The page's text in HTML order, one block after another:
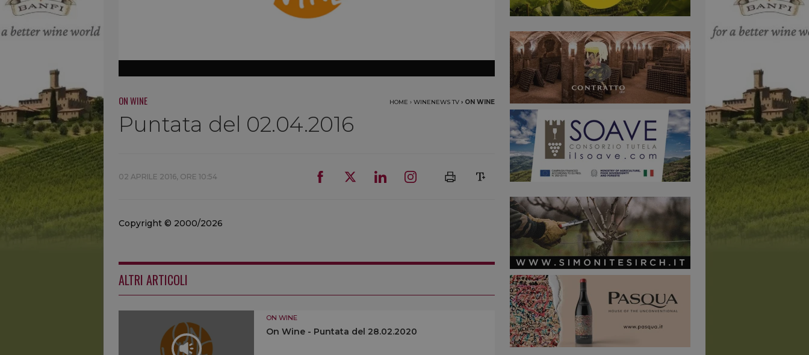
ON WINE HOME › WINENEWS TV › ON WINE
Puntata del 02.04.2016
02 APRILE 2016, ORE 10:54
Copyright © 2000/2026
ALTRI ARTICOLI
ON WINE
On Wine - Puntata del 28.02.2020